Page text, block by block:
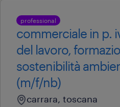
professional
commerciale in p.
del lavoro,
sostenibilità
(m/f/nb)
carrara, toscana